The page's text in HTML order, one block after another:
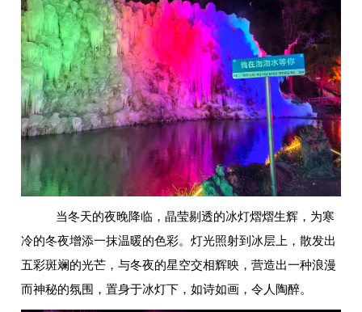
当冬天的夜晚降临，晶莹剔透的冰灯熠熠生辉，为寒
冷的冬夜增添一抹温暖的色彩。灯光照射到冰层上，散发出
五彩斑斓的光芒，与冬夜的星空交相辉映，营造出一种浪漫
而神秘的氛围，置身于冰灯下，如诗如画，令人陶醉。